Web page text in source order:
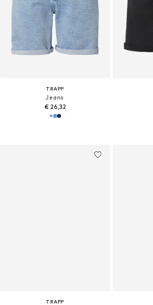
TRAPP
Jeans
€ 26,32
TRAPP